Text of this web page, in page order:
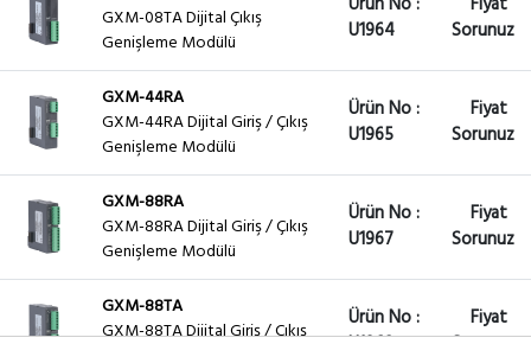
GXM-08TA Dijital Çıkış
Genişleme Modülü
U1964
Sorunuz
GXM-44RA
GXM-44RA Dijital Giriş / Çıkış
Genişleme Modülü
Ürün No :
U1965
Fiyat
Sorunuz
GXM-88RA
GXM-88RA Dijital Giriş / Çıkış
Genişleme Modülü
Ürün No :
U1967
Fiyat
Sorunuz
GXM-88TA
GXM-88TA Dijital Giriş / Çıkış
Ürün No :
U1968
Fiyat
Sorunuz